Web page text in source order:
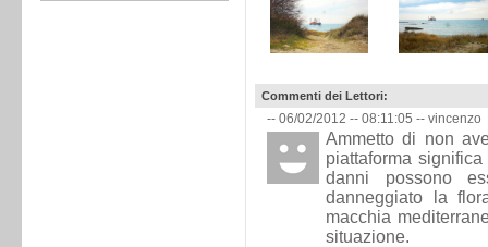
Commenti dei Lettori:
-- 06/02/2012 -- 08:11:05 -- vincenzo
Ammetto di non
piattaforma
danni possono
danneggiato la
macchia
situazione.